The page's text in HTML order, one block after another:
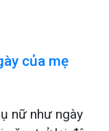
của mẹ
nữ như ngày